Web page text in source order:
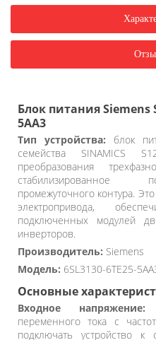
Блок питания Siemens
5AA3
Тип устройства: блок
семейства SINAMICS
преобразования
стабилизированное
промежуточного контура.
электропривода,
подключенных модулей
инверторов.
Производитель: Siemens
Модель: 6SL3130-6TE25-
Основные
Входное напряжение:
переменного тока с
подключать устройство